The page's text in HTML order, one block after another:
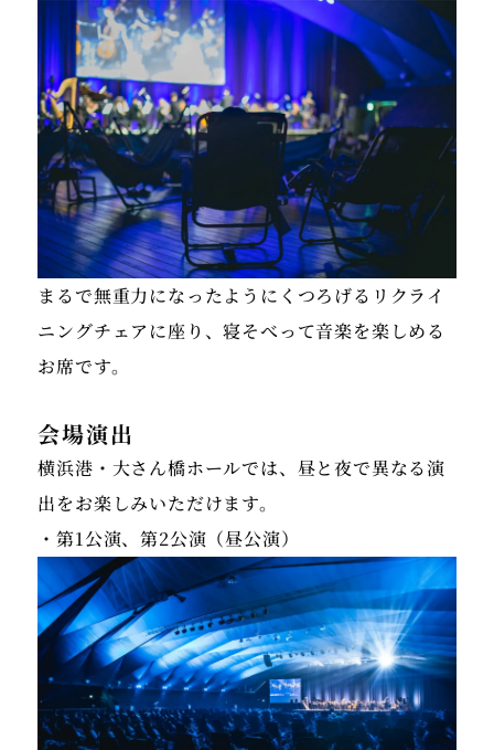
まるで無重力になったようにくつろげるリクライ
ニングチェアに座り、寝そべって音楽を楽しめる
お席です。
会場演出
横浜港・大さん橋ホールでは、昼と夜で異なる演
出をお楽しみいただけます。
・第1公演、第2公演（昼公演）